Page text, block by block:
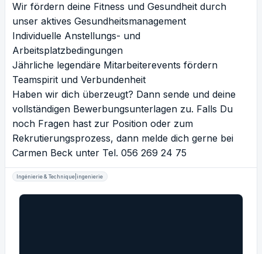
Wir fördern deine Fitness und Gesundheit durch
unser aktives Gesundheitsmanagement
Individuelle Anstellungs- und
Arbeitsplatzbedingungen
Jährliche legendäre Mitarbeiterevents fördern
Teamspirit und Verbundenheit
Haben wir dich überzeugt? Dann sende und deine
vollständigen Bewerbungsunterlagen zu. Falls Du
noch Fragen hast zur Position oder zum
Rekrutierungsprozess, dann melde dich gerne bei
Carmen Beck unter Tel. 056 269 24 75
Ingénierie & Technique|ingenierie